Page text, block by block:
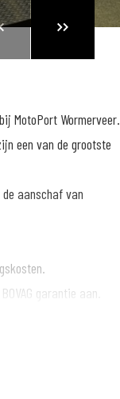
MotoPort Wormerveer.
een van de grootste
aanschaf van
garantie aan.